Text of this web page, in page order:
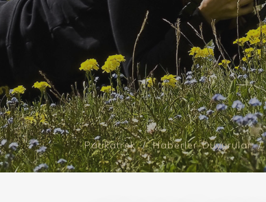
Patikatrek Haberler-Duyurular